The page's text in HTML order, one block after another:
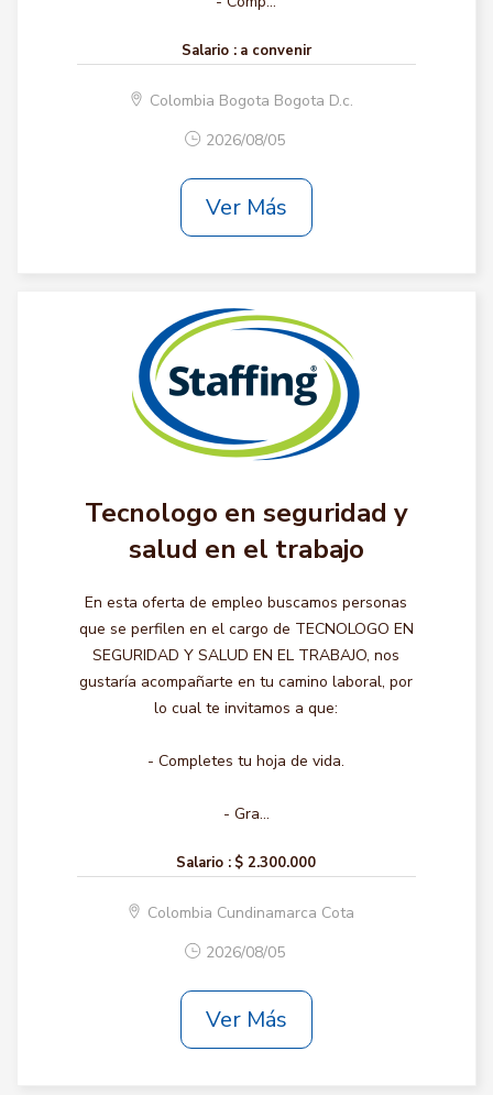
Salario : a convenir
Colombia Bogota Bogota D.c.
2026/08/05
Ver Más
Tecnologo en seguridad y
salud en el trabajo
En esta oferta de empleo buscamos personas
que se perfilen en el cargo de TECNOLOGO EN
SEGURIDAD Y SALUD EN EL TRABAJO, nos
gustaría acompañarte en tu camino laboral, por
lo cual te invitamos a que:
- Completes tu hoja de vida.
- Gra...
Salario : $ 2.300.000
Colombia Cundinamarca Cota
2026/08/05
Ver Más